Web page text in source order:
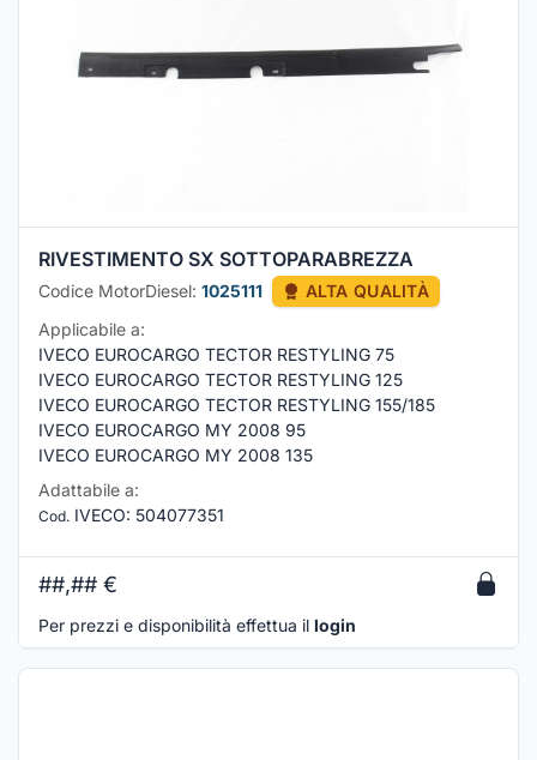
RIVESTIMENTO SX SOTTOPARABREZZA
Codice MotorDiesel: 1025111
ALTA QUALITÀ
Applicabile a:
IVECO EUROCARGO TECTOR RESTYLING 75
IVECO EUROCARGO TECTOR RESTYLING 125
IVECO EUROCARGO TECTOR RESTYLING 155/185
IVECO EUROCARGO MY 2008 95
IVECO EUROCARGO MY 2008 135
Adattabile a:
Cod. IVECO: 504077351
##,## €
Per prezzi e disponibilità effettua il login